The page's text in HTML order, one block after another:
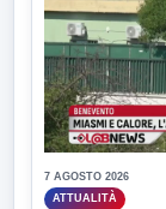
7 AGOSTO 2026
ATTUALITÀ